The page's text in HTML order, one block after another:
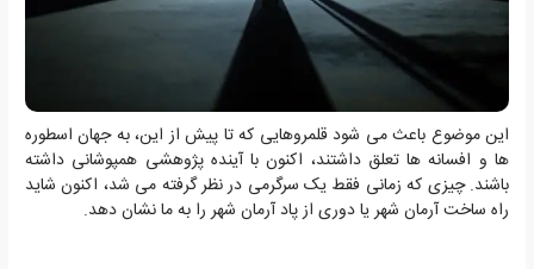
این موضوع باعث می شود قلمروهایی که تا پیش از این، به جهان اسطوره
ها و افسانه ها تعلق داشتند، اکنون با آینده پژوهشی همپوشانی داشته
باشند. چیزی که زمانی فقط یک سرگرمی در نظر گرفته می شد، اکنون شاید
راه ساخت آرمان شهر یا دوری از پاد آرمان شهر را به ما نشان دهد.